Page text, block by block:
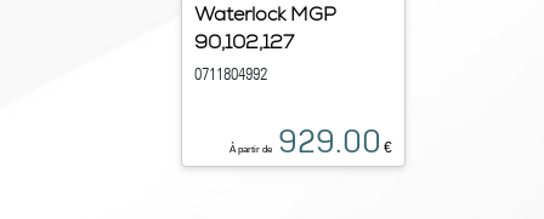
Waterlock MGP
90,102,127
0711804992
À partir de 929.00 €